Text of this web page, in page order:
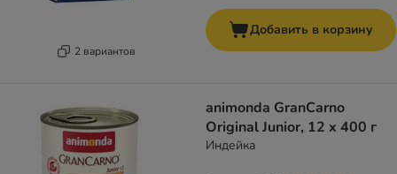
2 вариантов
Добавить в корзину
animonda GranCarno
Original Junior, 12 x 400 г
Индейка